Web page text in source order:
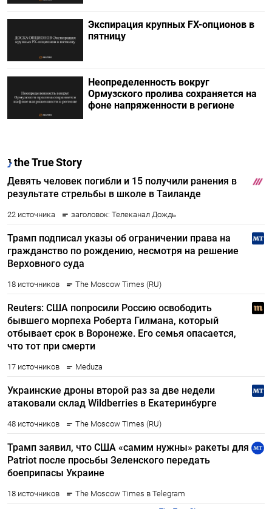
Экспирация крупных FX-опционов в
пятницу
Неопределенность вокруг
Ормузского пролива сохраняется на
фоне напряженности в регионе